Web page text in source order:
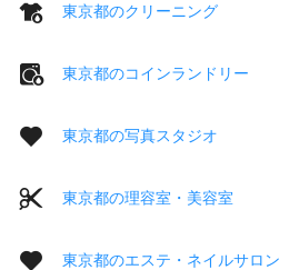
東京都のクリーニング
東京都のコインランドリー
東京都の写真スタジオ
東京都の理容室・美容室
東京都のエステ・ネイルサロン